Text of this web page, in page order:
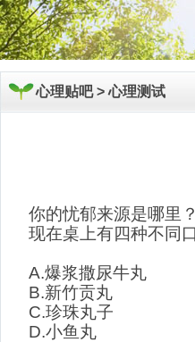
心理贴吧 >心理测试
你的忧郁来源是哪里？
现在桌上有四种不同
A.爆浆撒尿牛丸
B.新竹贡丸
C.珍珠丸子
D.小鱼丸